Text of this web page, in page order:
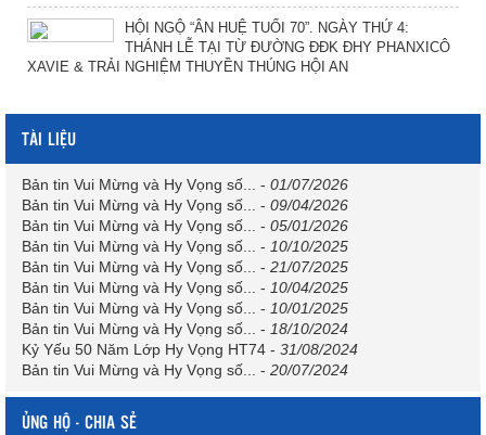
HỘI NGỘ “ÂN HUỆ TUỔI 70”. NGÀY THỨ 4:
THÁNH LỄ TẠI TỪ ĐƯỜNG ĐĐK ĐHY PHANXICÔ
XAVIE & TRẢI NGHIỆM THUYỀN THÚNG HỘI AN
TÀI LIỆU
Bản tin Vui Mừng và Hy Vọng số... - 01/07/2026
Bản tin Vui Mừng và Hy Vọng số...
- 09/04/2026
Bản tin Vui Mừng và Hy Vọng số...
- 05/01/2026
Bản tin Vui Mừng và Hy Vọng số...
- 10/10/2025
Bản tin Vui Mừng và Hy Vọng số...
- 21/07/2025
Bản tin Vui Mừng và Hy Vọng số...
- 10/04/2025
Bản tin Vui Mừng và Hy Vọng số...
- 10/01/2025
Bản tin Vui Mừng và Hy Vọng số...
- 18/10/2024
Kỷ Yếu 50 Năm Lớp Hy Vọng HT74 - 31/08/2024
Bản tin Vui Mừng và Hy Vọng số...
- 20/07/2024
ỦNG HỘ - CHIA SẺ